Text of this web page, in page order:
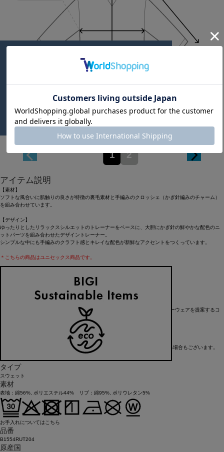
Length 68cm
1 2
アイテム説明
【素材】
ソフトな風合いに肌触りの良さが特徴の裏毛素材と手編みのクロッシェ（かぎ針編みのチャーム）
を組み合わせています。
【デザイン】
ゆったりとしたリラックスシルエットのトレーナーをベースに、大胆にかぎ針の鮮やかな配色のニ
ットパーツを組み合わせたデザイントレーナー。
シンプルな中にも手編みのクラフト感とキレイな配色が新鮮なアクセントをつくっています。
＊こちらの商品はユニセックス商品です。
「大人げない大人の服」をコンセプトに、大人が着るリラックスしたデイリーウェアを提案するコ
レディースとメンズのアイテムをご用意しています。
※在庫状況によりお取り寄せなどの事情で、商品お届けまで1週間前後かかる場合もございます。
タイプ
スウェット
素材
表地：綿56%, ポリエステル44% リブ：綿95%, ポリウレタン5%
お手入れについてはこちら
品番
B1554RUT204
原産国